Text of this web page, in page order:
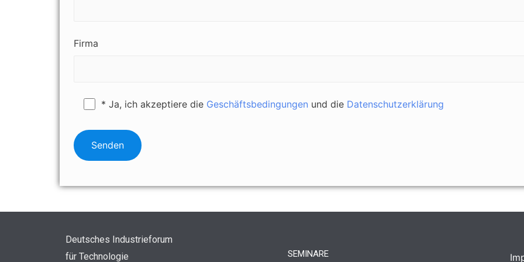
Firma
* Ja, ich akzeptiere die Geschäftsbedingungen und die Datenschutzerklärung
Deutsches Industrieforum
für Technologie
SEMINARE